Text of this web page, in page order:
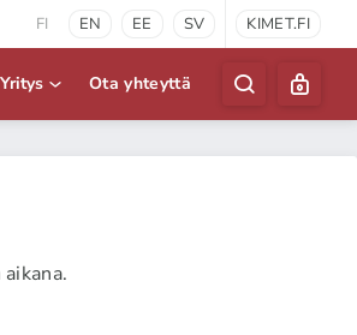
FI EN EE SV KIMET.FI
Yritys Ota yhteyttä